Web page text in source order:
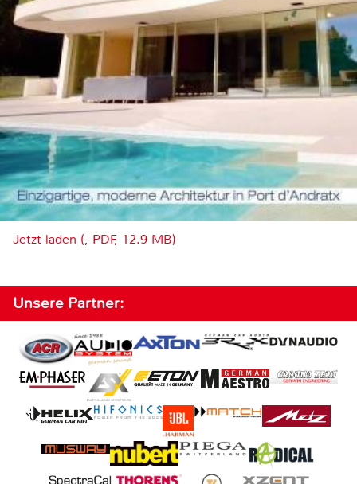
Jetzt laden (, PDF, 12.9 MB)
Unsere Partner: